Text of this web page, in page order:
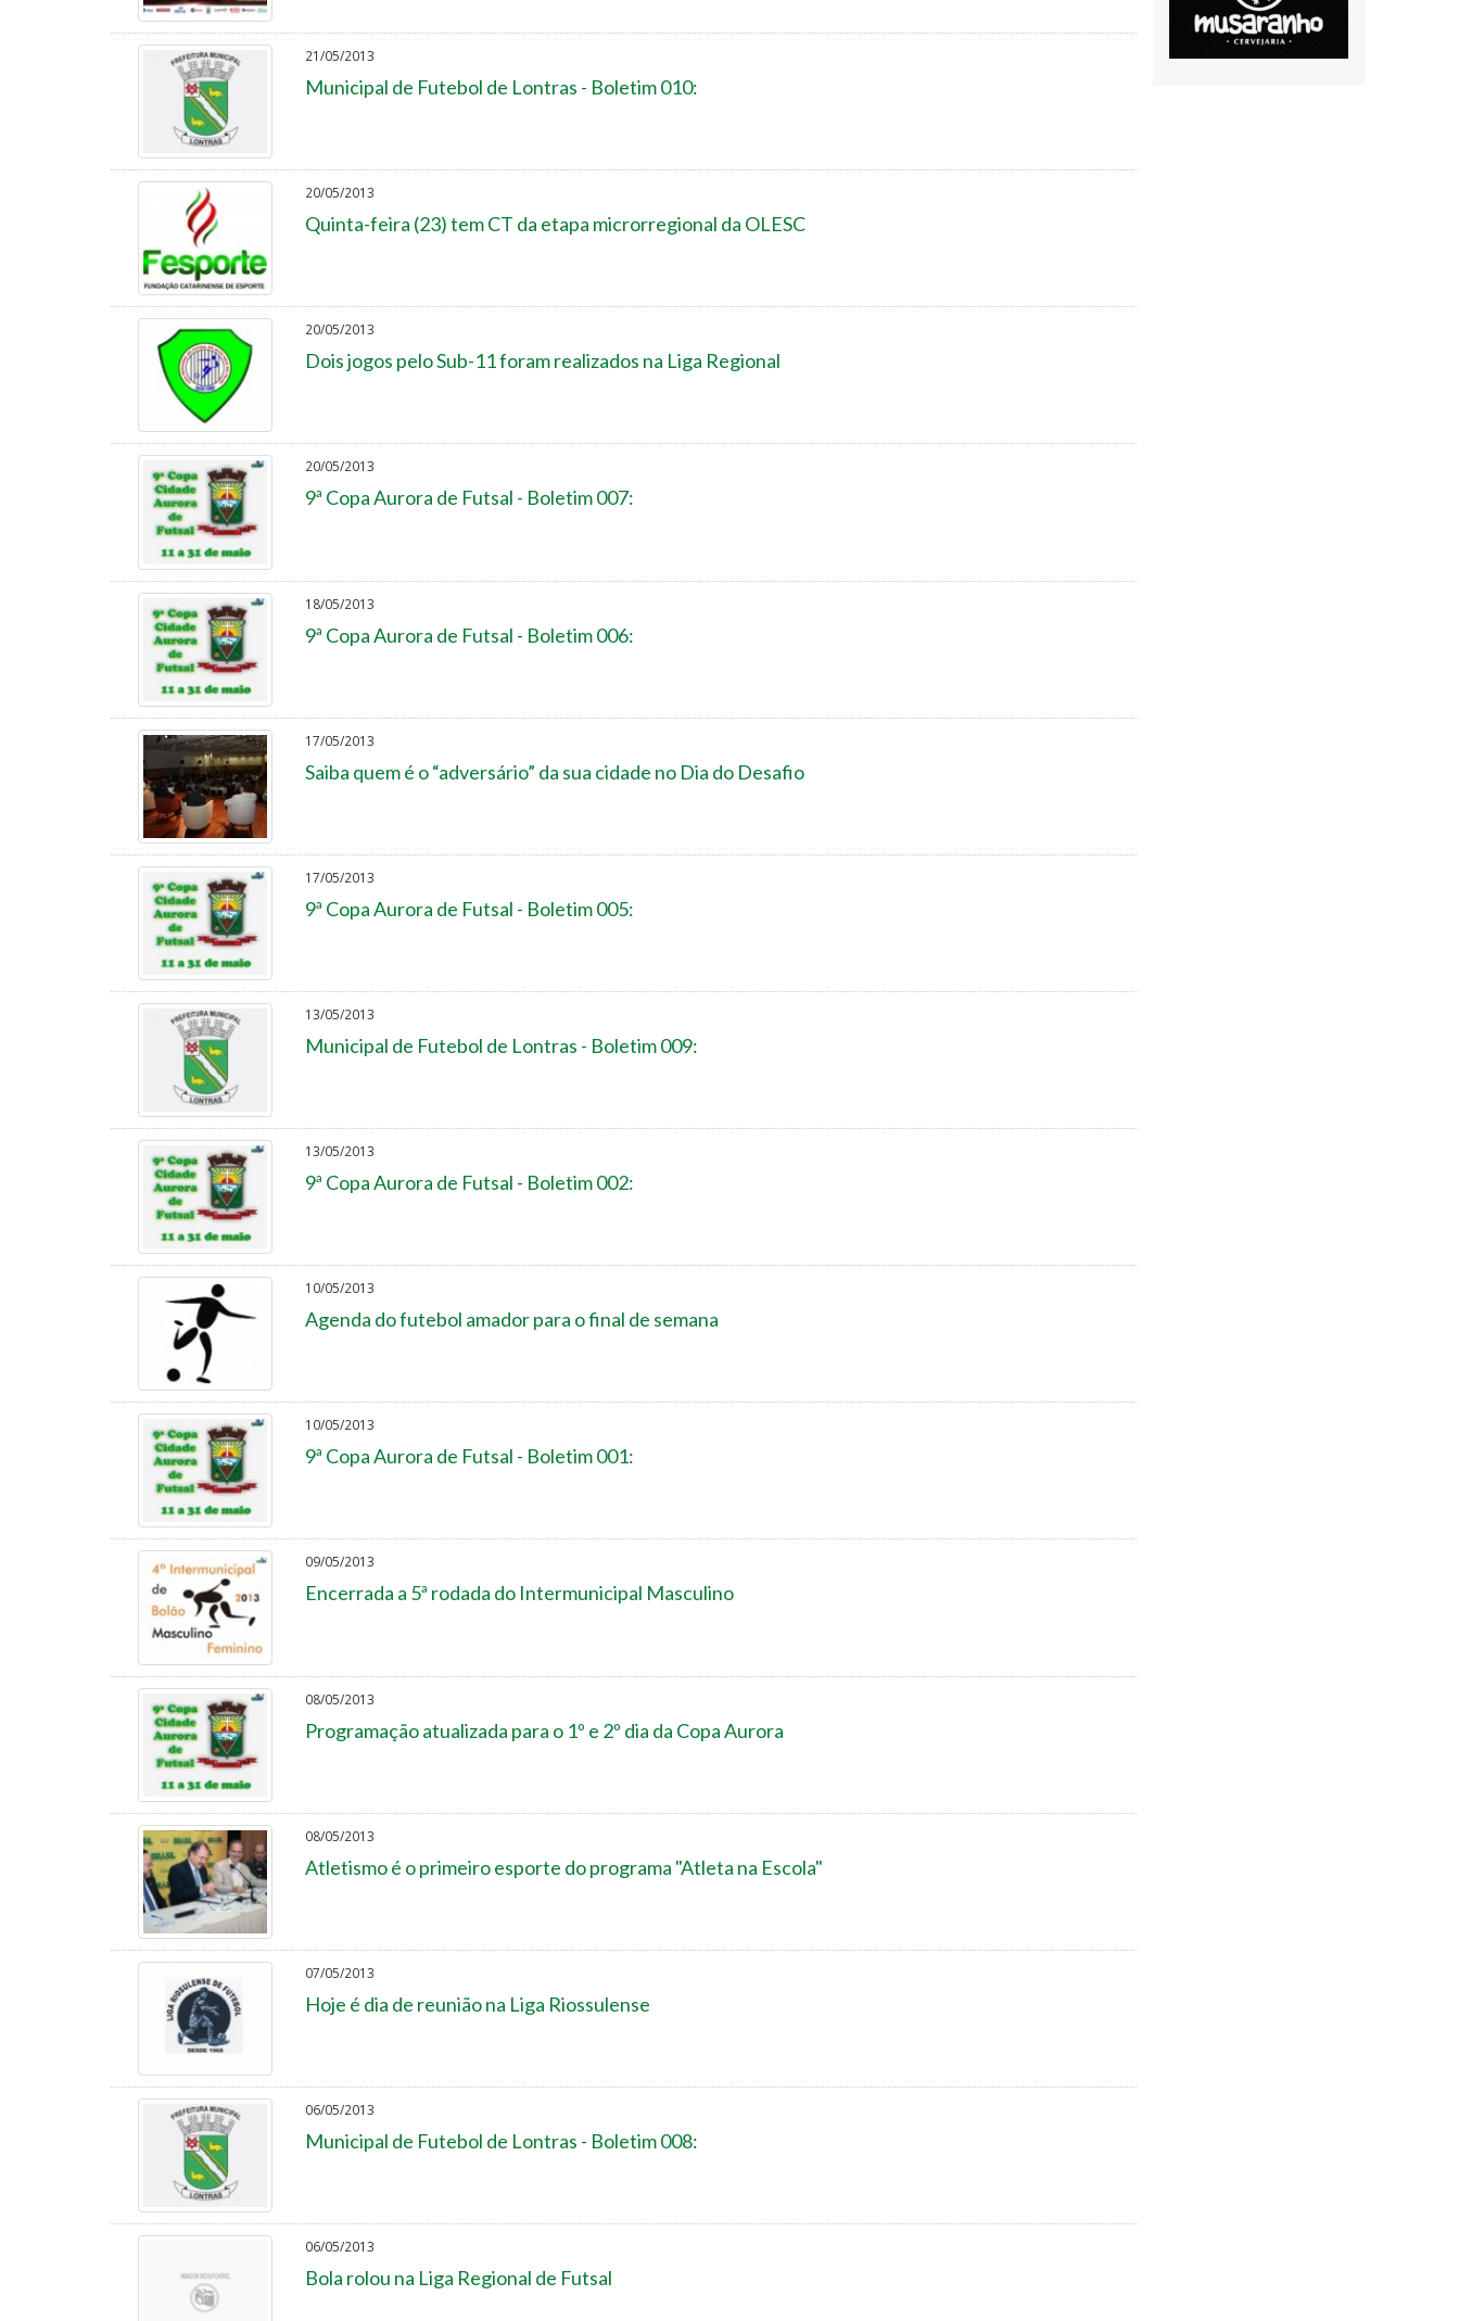
21/05/2013
Municipal de Futebol de Lontras - Boletim 010:
20/05/2013
Quinta-feira (23) tem CT da etapa microrregional da OLESC
20/05/2013
Dois jogos pelo Sub-11 foram realizados na Liga Regional
20/05/2013
9ª Copa Aurora de Futsal - Boletim 007:
18/05/2013
9ª Copa Aurora de Futsal - Boletim 006:
17/05/2013
Saiba quem é o “adversário” da sua cidade no Dia do Desafio
17/05/2013
9ª Copa Aurora de Futsal - Boletim 005:
13/05/2013
Municipal de Futebol de Lontras - Boletim 009:
13/05/2013
9ª Copa Aurora de Futsal - Boletim 002:
10/05/2013
Agenda do futebol amador para o final de semana
10/05/2013
9ª Copa Aurora de Futsal - Boletim 001:
09/05/2013
Encerrada a 5ª rodada do Intermunicipal Masculino
08/05/2013
Programação atualizada para o 1º e 2º dia da Copa Aurora
08/05/2013
Atletismo é o primeiro esporte do programa "Atleta na Escola"
07/05/2013
Hoje é dia de reunião na Liga Riossulense
06/05/2013
Municipal de Futebol de Lontras - Boletim 008:
06/05/2013
Bola rolou na Liga Regional de Futsal